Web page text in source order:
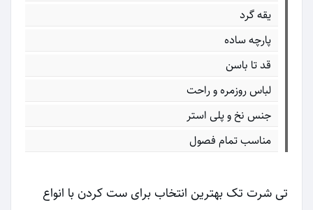
یقه گرد
پارچه ساده
قد تا باسن
لباس روزمره و راحت
جنس نخ و پلی استر
مناسب تمام فصول
تی شرت تک بهترین انتخاب برای ست کردن با انواع